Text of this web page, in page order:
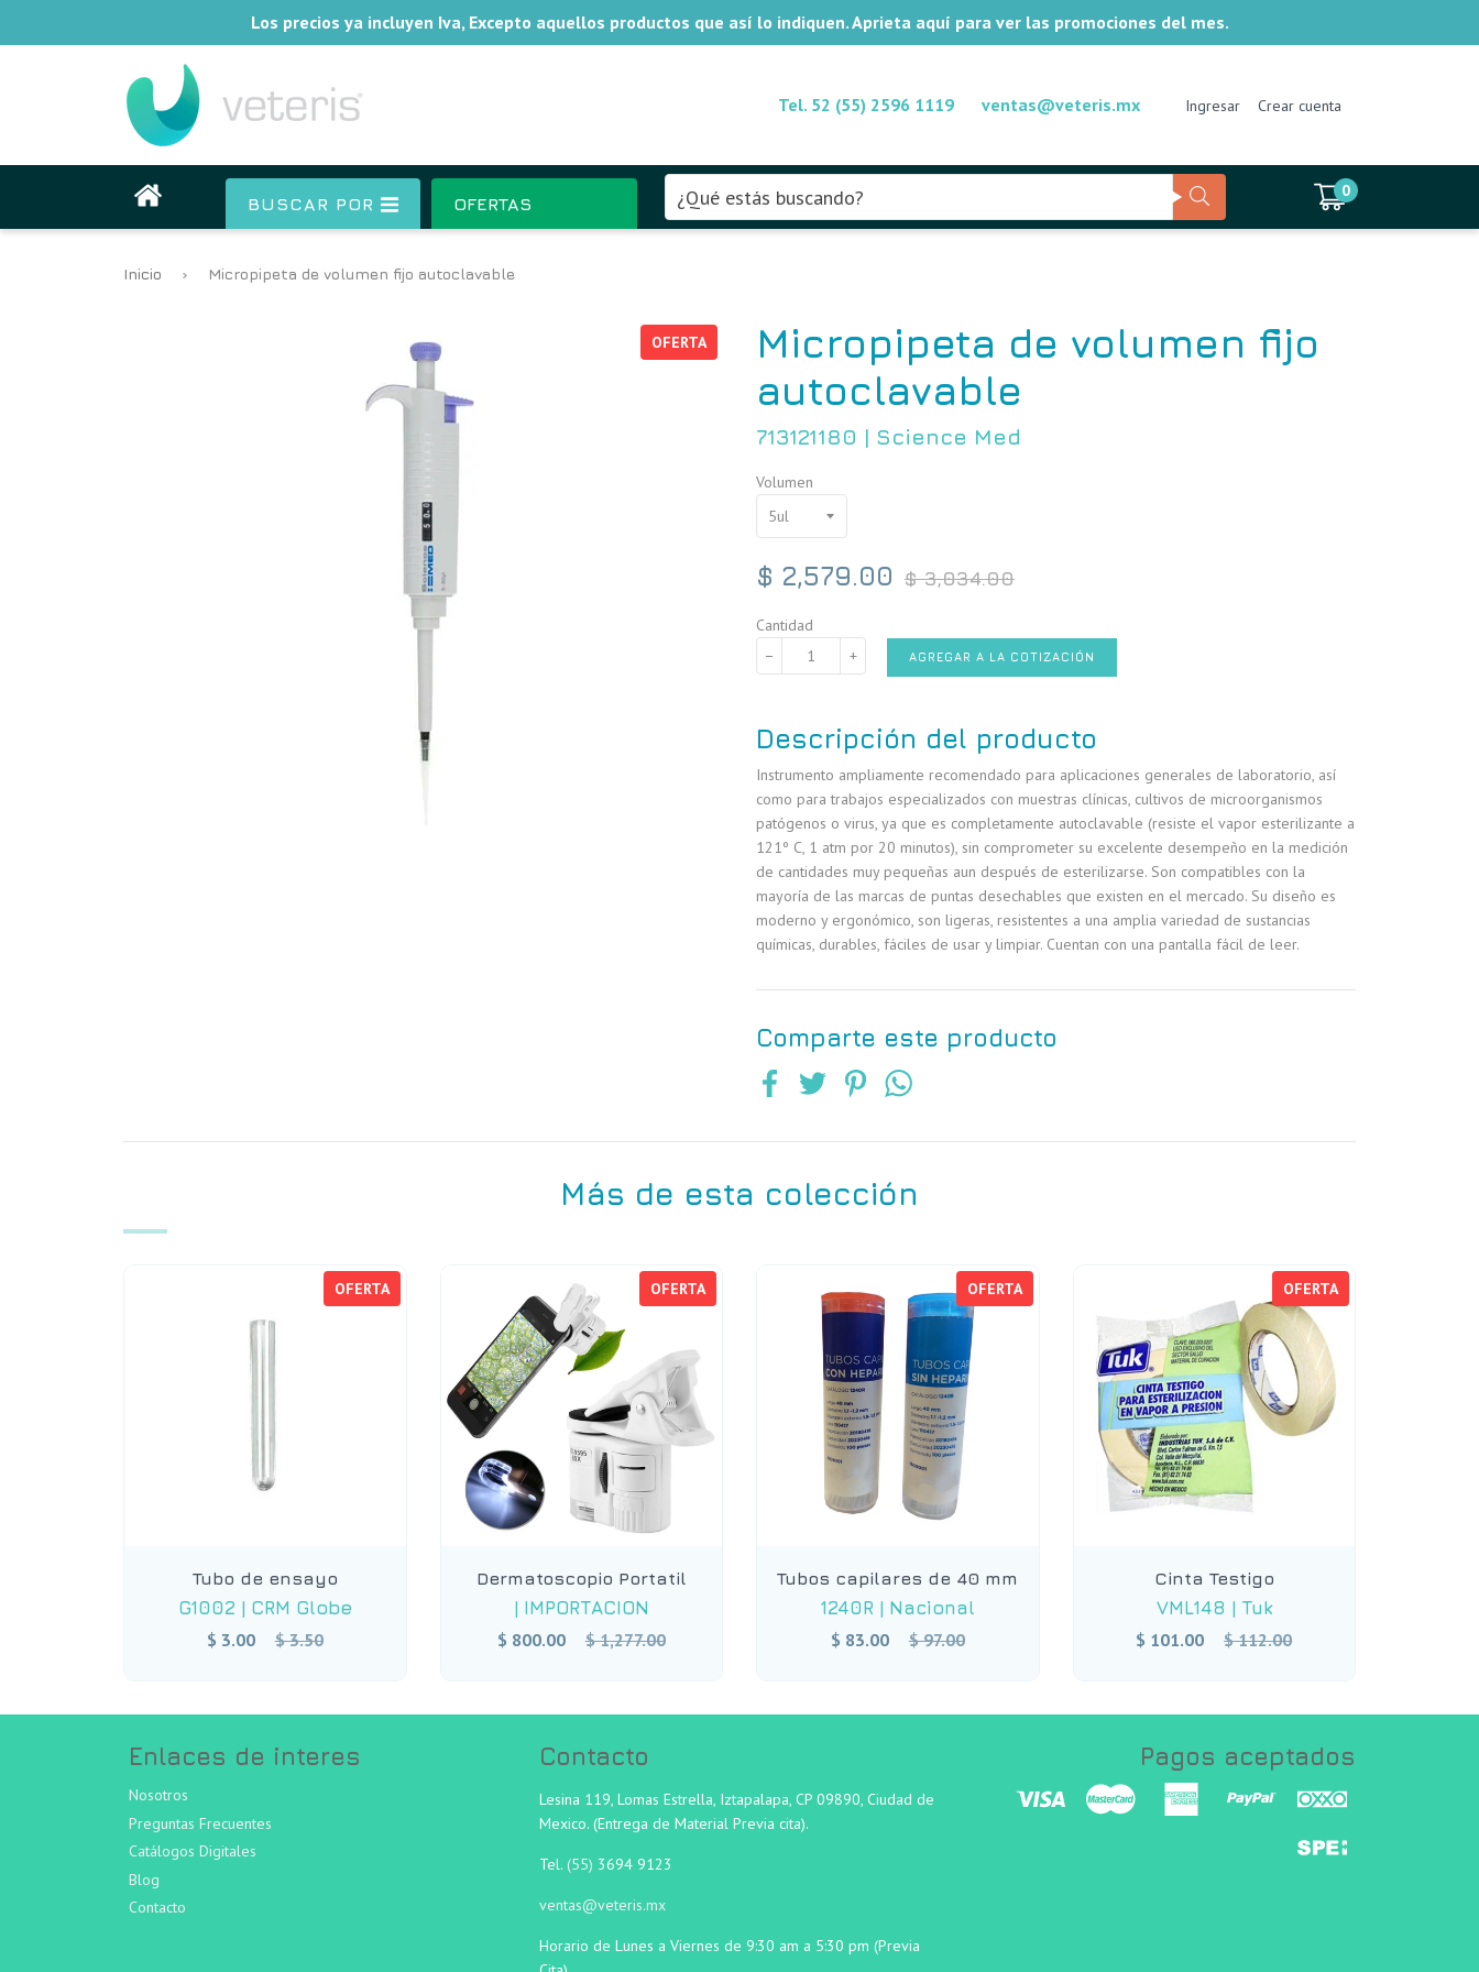
Los precios ya incluyen Iva, Excepto aquellos productos que así lo indiquen. Aprieta aquí para ver las promociones del mes.
Tel. 52 (55) 2596 1119 ventas@veteris.mx Ingresar Crear cuenta
BUSCAR POR OFERTAS
0
Inicio › Micropipeta de volumen fijo autoclavable
OFERTA
Micropipeta de volumen fijo
autoclavable
713121180 | Science Med
Volumen
Precio
habitual
$ 2,579.00 $ 3,034.00
Cantidad
−
+ AGREGAR A LA COTIZACIÓN
Descripción del producto
Instrumento ampliamente recomendado para aplicaciones generales de laboratorio, así
como para trabajos especializados con muestras clínicas, cultivos de microorganismos
patógenos o virus, ya que es completamente autoclavable (resiste el vapor esterilizante a
121º C, 1 atm por 20 minutos), sin comprometer su excelente desempeño en la medición
de cantidades muy pequeñas aun después de esterilizarse. Son compatibles con la
mayoría de las marcas de puntas desechables que existen en el mercado. Su diseño es
moderno y ergonómico, son ligeras, resistentes a una amplia variedad de sustancias
químicas, durables, fáciles de usar y limpiar. Cuentan con una pantalla fácil de leer.
Comparte este producto
Más de esta colección
OFERTA
Tubo de ensayo
G1002 | CRM Globe
$ 3.00
Precio
$ 3.50
OFERTA
Dermatoscopio Portatil
| IMPORTACION
$ 800.00
Precio
$ 1,277.00
OFERTA
Tubos capilares de 40 mm
1240R | Nacional
$ 83.00
Precio
$ 97.00
OFERTA
Cinta Testigo
VML148 | Tuk
$ 101.00
Precio
$ 112.00
Enlaces de interes
Nosotros
Preguntas Frecuentes
Catálogos Digitales
Blog
Contacto
Contacto
Lesina 119, Lomas Estrella, Iztapalapa, CP 09890, Ciudad de
Mexico. (Entrega de Material Previa cita).
Tel.(55) 3694 9123
ventas@veteris.mx
Horario de Lunes a Viernes de 9:30 am a 5:30 pm (Previa
Pagos aceptados